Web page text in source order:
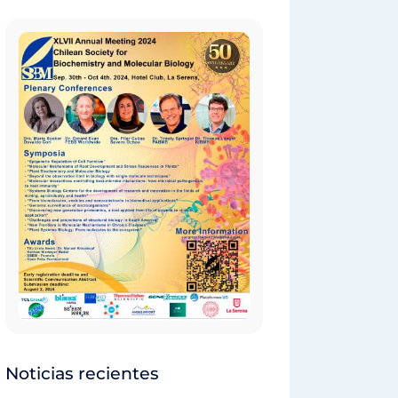
Noticias recientes